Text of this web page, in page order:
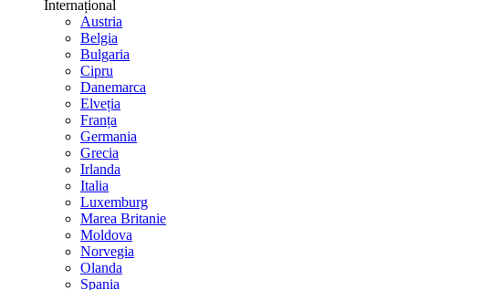
Internațional
Austria
Belgia
Bulgaria
Cipru
Danemarca
Elveția
Franța
Germania
Grecia
Irlanda
Italia
Luxemburg
Marea Britanie
Moldova
Norvegia
Olanda
Spania